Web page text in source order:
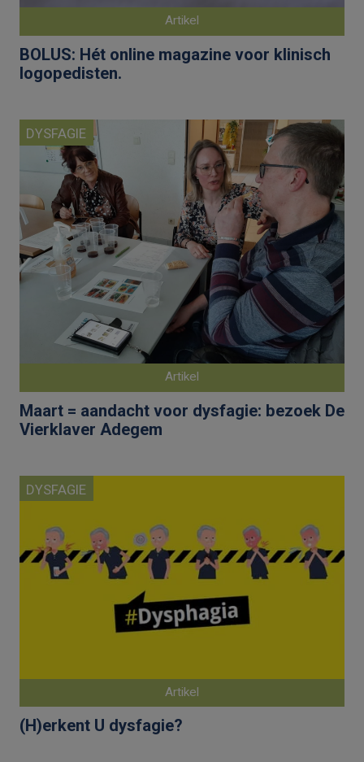
Artikel
BOLUS: Hét online magazine voor klinisch
logopedisten.
DYSFAGIE
Artikel
Maart = aandacht voor dysfagie: bezoek De
Vierklaver Adegem
DYSFAGIE
Artikel
(H)erkent U dysfagie?